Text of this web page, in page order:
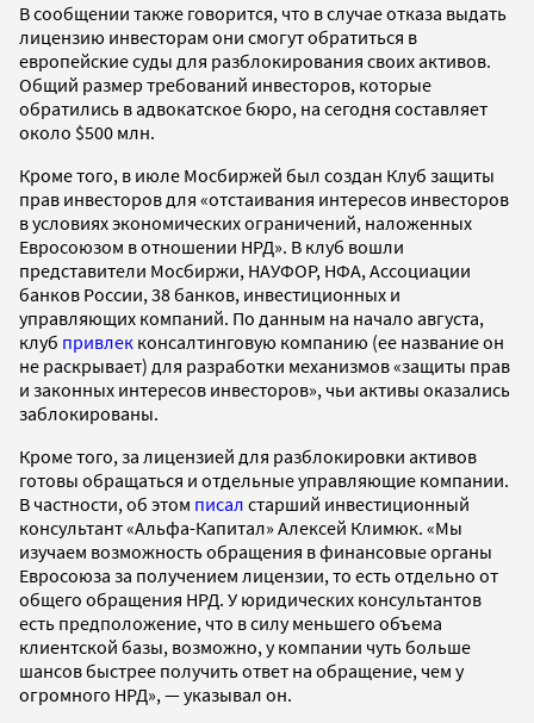
В сообщении также говорится, что в случае отказа выдать
лицензию инвесторам они смогут обратиться в
европейские суды для разблокирования своих активов.
Общий размер требований инвесторов, которые
обратились в адвокатское бюро, на сегодня составляет
около $500 млн.
Кроме того, в июле Мосбиржей был создан Клуб защиты
прав инвесторов для «отстаивания интересов инвесторов
в условиях экономических ограничений, наложенных
Евросоюзом в отношении НРД». В клуб вошли
представители Мосбиржи, НАУФОР, НФА, Ассоциации
банков России, 38 банков, инвестиционных и
управляющих компаний. По данным на начало августа,
клуб привлек консалтинговую компанию (ее название он
не раскрывает) для разработки механизмов «защиты прав
и законных интересов инвесторов», чьи активы оказались
заблокированы.
Кроме того, за лицензией для разблокировки активов
готовы обращаться и отдельные управляющие компании.
В частности, об этом писал старший инвестиционный
консультант «Альфа-Капитал» Алексей Климюк. «Мы
изучаем возможность обращения в финансовые органы
Евросоюза за получением лицензии, то есть отдельно от
общего обращения НРД. У юридических консультантов
есть предположение, что в силу меньшего объема
клиентской базы, возможно, у компании чуть больше
шансов быстрее получить ответ на обращение, чем у
огромного НРД», — указывал он.